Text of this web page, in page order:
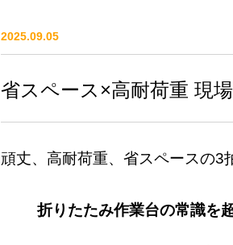
2025.09.05
省スペース×高耐荷重 現
頑丈、高耐荷重、省スペースの3
折りたたみ作業台の常識を超